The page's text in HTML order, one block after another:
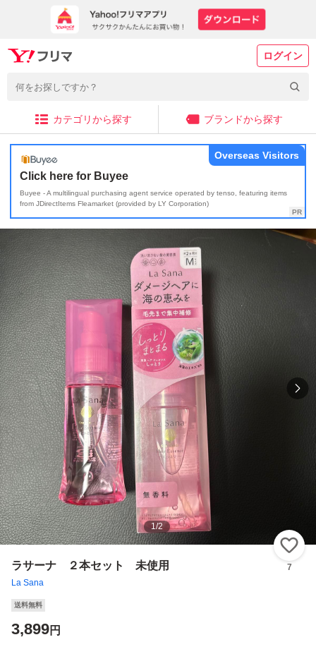
ログイン
カテゴリから探す ブランドから探す
Click here for Buyee
Buyee - A multilingual purchasing agent service operated by tenso, featuring items
from JDirectItems Fleamarket (provided by LY Corporation)
Overseas Visitors
1/2
ラサーナ ２本セット 未使用
La Sana
7
送料無料
3,899円